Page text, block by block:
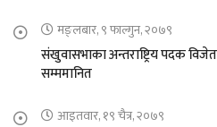
मङ्लबार, ९ फाल्गुन, २०७९
संखुवासभाका अन्तराष्ट्रिय पदक
सम्ममानित
आइतवार, १९ चैत्र, २०७९